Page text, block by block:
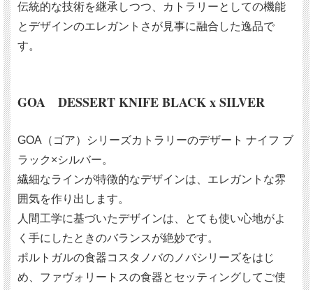
伝統的な技術を継承しつつ、カトラリーとしての機能
とデザインのエレガントさが見事に融合した逸品で
す。
GOA DESSERT KNIFE BLACK x SILVER
GOA（ゴア）シリーズカトラリーのデザート ナイフ ブ
ラック×シルバー。
繊細なラインが特徴的なデザインは、エレガントな雰
囲気を作り出します。
人間工学に基づいたデザインは、とても使い心地がよ
く手にしたときのバランスが絶妙です。
ポルトガルの食器コスタノバのノバシリーズをはじ
め、ファヴォリートスの食器とセッティングしてご使